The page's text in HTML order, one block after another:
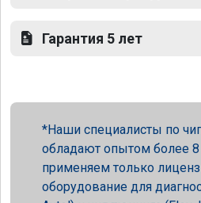
Гарантия 5 лет
Наши специалисты по
обладают опытом более
применяем только
оборудование для